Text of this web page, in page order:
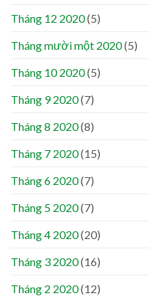
Tháng 12 2020(5)
Tháng mười một 2020(5)
Tháng 10 2020(5)
Tháng 9 2020(7)
Tháng 8 2020(8)
Tháng 7 2020(15)
Tháng 6 2020(7)
Tháng 5 2020(7)
Tháng 4 2020(20)
Tháng 3 2020(16)
Tháng 2 2020(12)